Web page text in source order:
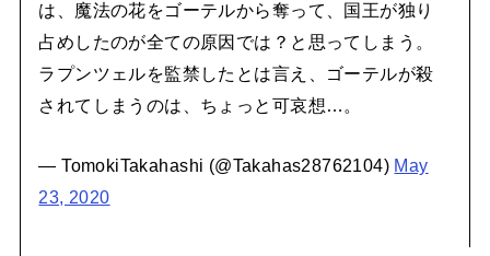
は、魔法の花をゴーテルから奪って、国王が独り
占めしたのが全ての原因では？と思ってしまう。
ラプンツェルを監禁したとは言え、ゴーテルが殺
されてしまうのは、ちょっと可哀想…。
— TomokiTakahashi (@Takahas28762104) May
23, 2020